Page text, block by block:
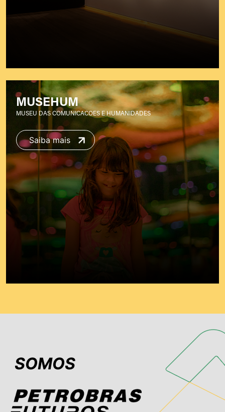
MUSEHUM
MUSEU DAS COMUNICACOES E HUMANIDADES
Saiba mais
SOMOS